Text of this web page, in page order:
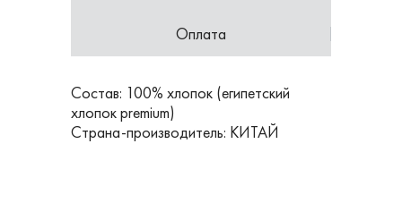
Оплата
Состав: 100% хлопок (египетский
хлопок premium)
Страна-производитель: КИТАЙ